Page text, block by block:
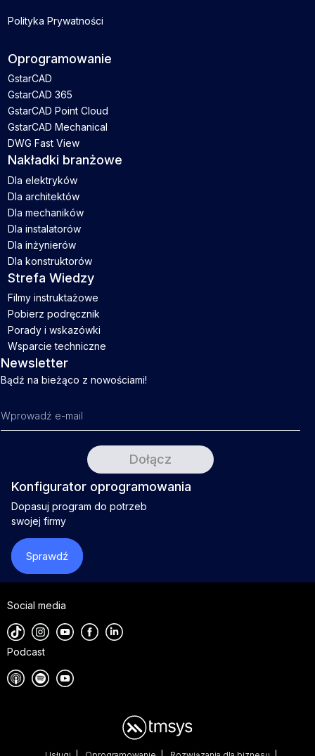
Polityka Prywatności
Oprogramowanie
GstarCAD
GstarCAD 365
GstarCAD Point Cloud
GstarCAD Mechanical
DWG Fast View
Nakładki branżowe
Dla elektryków
Dla architektów
Dla mechaników
Dla instalatorów
Dla inżynierów
Dla konstruktorów
Strefa Wiedzy
Filmy instruktażowe
Pobierz podręcznik
Porady i wskazówki
Wsparcie techniczne
Newsletter
Bądź na bieżąco z nowościami!
Konfigurator oprogramowania
Dopasuj program do potrzeb
swojej firmy
Sprawdź
Social media
Podcast